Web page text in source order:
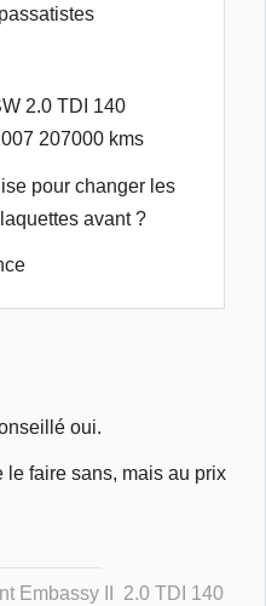
2.0 TDI 140
207000 kms
pour changer les
avant ?
oui.
le faire sans, mais au prix
Embassy II 2.0 TDI 140